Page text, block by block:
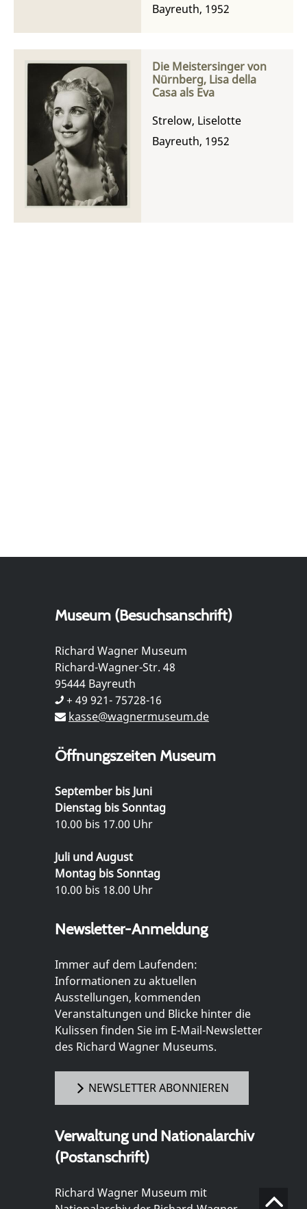
Bayreuth, 1952
Die Meistersinger von
Nürnberg, Lisa della
Casa als Eva
Strelow, Liselotte
Bayreuth, 1952
Museum (Besuchsanschrift)
Richard Wagner Museum
Richard-Wagner-Str. 48
95444 Bayreuth
+ 49 921- 75728-16
kasse@wagnermuseum.de
Öffnungszeiten Museum
September bis Juni
Dienstag bis Sonntag
10.00 bis 17.00 Uhr
Juli und August
Montag bis Sonntag
10.00 bis 18.00 Uhr
Newsletter-Anmeldung
Immer auf dem Laufenden:
Informationen zu aktuellen
Ausstellungen, kommenden
Veranstaltungen und Blicke hinter die
Kulissen finden Sie im E-Mail-Newsletter
des Richard Wagner Museums.
NEWSLETTER ABONNIEREN
Verwaltung und Nationalarchiv
(Postanschrift)
Richard Wagner Museum mit